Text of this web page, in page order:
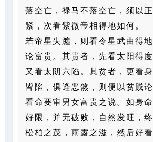
落空亡，禄马不落空亡，须以
紧，次看紫微帝相得地如何。
若帝星失躔，则看令星武曲得
论富贵。其贵者，先看太阳得度
又看太阴六陷。其贫者，更看
皆陷，俱逢恶煞，则便以贫贱论
看命要审男女富贵之说。如身
好限，并无破败，自然发旺，
松柏之茂，雨露之 滋，然后好